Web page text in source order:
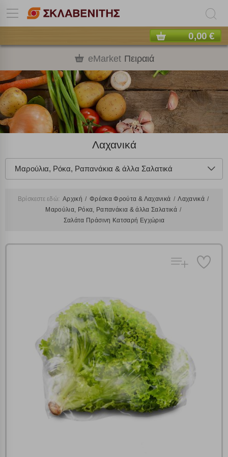
0,00 €
eMarket Πειραιά
Λαχανικά
Μαρούλια, Ρόκα, Ραπανάκια & άλλα Σαλατικά
Βρίσκεστε εδώ: Αρχική Φρέσκα Φρούτα & Λαχανικά
Λαχανικά
Μαρούλια, Ρόκα, Ραπανάκια & άλλα Σαλατικά
Σαλάτα Πράσινη Κατσαρή Εγχώρια
Πολλαπλή αναζήτηση
Χρησιμοποιήστε τη για πιο γρήγορη αναζήτηση
προϊόντων.
Γράψτε τα προϊόντα που επιθυμείτε, με κόμμα ανάμεσά
τους, και κάντε κλικ στο κουμπί "Αναζήτηση". Θα
εμφανιστούν αποτελέσματα από όλες τις Κατηγορίες και
για κάθε προϊόν.
Ρυθμίσεις Cookies
Ενημέρωση
Κατά την απλή περιήγηση ή/και χρήση του ιστότοπου συλλέγουμε
αυτόματα δεδομένα σύνδεσης και πληροφορίες σχετικές με την